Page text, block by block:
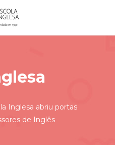
Inglesa abriu portas
de Inglês